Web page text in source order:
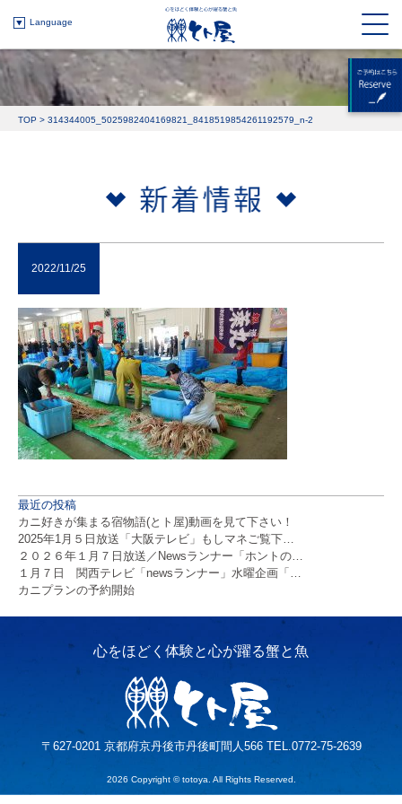
Language
TOP > 314344005_5025982404169821_8418519854261192579_n-2
2022/11/25
最近の投稿
カニ好きが集まる宿物語(とト屋)動画を見て下さい！
2025年1月５日放送「大阪テレビ」もしマネご覧下…
２０２６年１月７日放送／Newsランナー「ホントの…
１月７日 関西テレビ「newsランナー」水曜企画「…
カニプランの予約開始
〒627-0201 京都府京丹後市丹後町間人566 TEL.0772-75-2639
2026 Copyright © totoya. All Rights Reserved.